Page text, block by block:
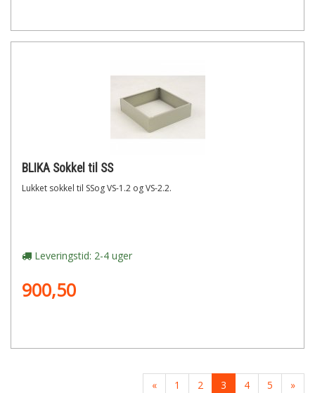
BLIKA Sokkel til SS
Lukket sokkel til SSog VS-1.2 og VS-2.2.
Leveringstid: 2-4 uger
900,50
« 1 2 3 4 5 »